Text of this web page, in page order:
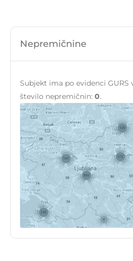
Nepremičnine
Subjekt ima po evidenci GURS
število nepremičnin: 0.